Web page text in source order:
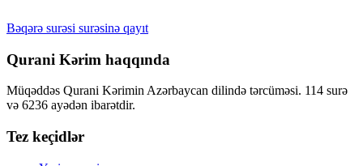
Bəqərə surəsi surəsinə qayıt
Qurani Kərim haqqında
Müqəddəs Qurani Kərimin Azərbaycan dilində tərcüməsi. 114 surə
və 6236 ayədən ibarətdir.
Tez keçidlər